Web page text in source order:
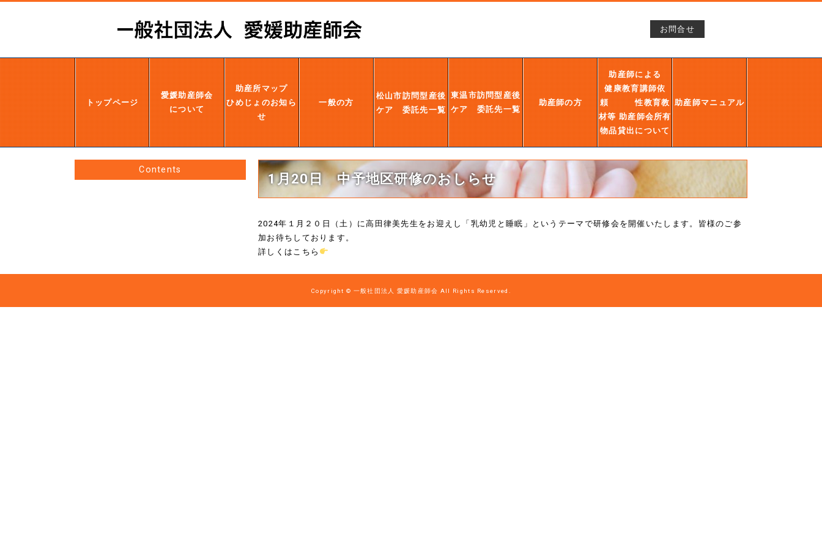
お問合せ
トップページ
愛媛助産師会
について
助産所マップ
ひめじょのお知ら
せ
一般の方
松山市訪問型産後
ケア 委託先一覧
東温市訪問型産後
ケア 委託先一覧
助産師の方
助産師による
健康教育講師依
頼 性教育教
材等 助産師会所有
物品貸出について
助産師マニュアル
Contents
1月20日 中予地区研修のおしらせ
2024年１月２０日（土）に高田律美先生をお迎えし「乳幼児と睡眠」というテーマで研修会を開催いたします。皆様のご参
加お待ちしております。
詳しくはこちら
Copyright © 一般社団法人 愛媛助産師会 All Rights Reserved.